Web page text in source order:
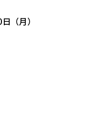
（月）